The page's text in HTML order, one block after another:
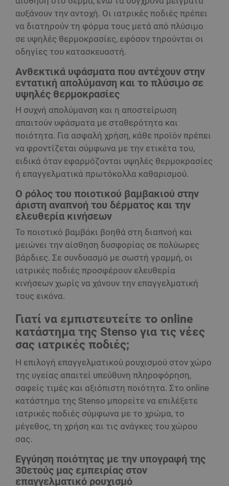
αυξάνουν την αντοχή. Οι ιατρικές ποδιές πρέπει
να διατηρούν τη φόρμα τους μετά από πλύσιμο
σε υψηλές θερμοκρασίες, εφόσον τηρούνται οι
οδηγίες του κατασκευαστή.
Ανθεκτικά υφάσματα που αντέχουν στην
εντατική απολύμανση και το πλύσιμο σε
υψηλές θερμοκρασίες
Η συχνή απολύμανση και η αποστείρωση
απαιτούν υφάσματα με σταθερότητα και
ποιότητα. Για ασφαλή χρήση, κάθε προϊόν πρέπει
να φροντίζεται σύμφωνα με την ετικέτα του,
ειδικά όταν εφαρμόζονται υψηλές θερμοκρασίες
ή επαγγελματικά πρωτόκολλα καθαρισμού.
Ο ρόλος του ποιοτικού βαμβακιού στην
άριστη αναπνοή του δέρματος και την
ελευθερία κινήσεων
Το ποιοτικό βαμβάκι βοηθά στη διαπνοή και
μειώνει την αίσθηση δυσφορίας σε πολύωρες
βάρδιες. Σε συνδυασμό με σωστή γραμμή, οι
ιατρικές ποδιές προσφέρουν ελευθερία
κινήσεων χωρίς να χάνουν την επαγγελματική
τους εικόνα.
Γιατί να εμπιστευτείτε το online
κατάστημα της Stenso για τις νέες
σας ιατρικές ποδιές;
Η επιλογή επαγγελματικού ρουχισμού στον χώρο
της υγείας απαιτεί υπεύθυνη πληροφόρηση,
σαφείς τιμές και αξιόπιστη ποιότητα. Στο online
κατάστημα της Stenso μπορείτε να επιλέξετε
ιατρικές ποδιές σύμφωνα με το χρώμα, το
μέγεθος, τη χρήση και τις ανάγκες του χώρου
σας.
Εγγύηση ποιότητας με την υπογραφή της
30ετούς μας εμπειρίας στον
επαγγελματικό ρουχισμό